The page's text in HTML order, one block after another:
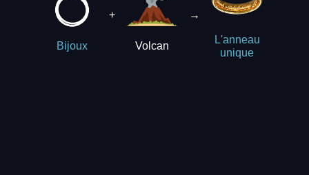
Bijoux
+
Volcan
→
L'anneau
unique